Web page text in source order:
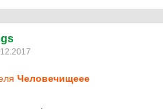
Человечищеее